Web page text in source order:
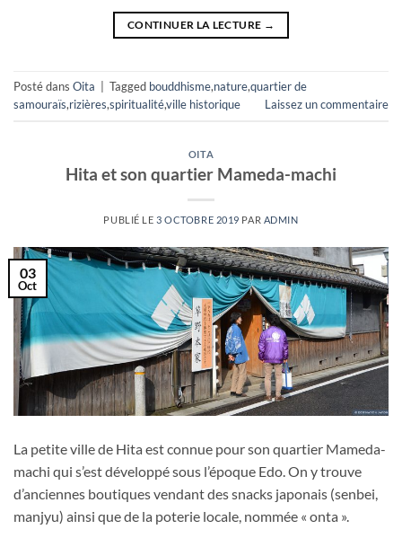
CONTINUER LA LECTURE →
Posté dans Oita Tagged bouddhisme,nature,quartier de
samouraïs,rizières,spiritualité,ville historique Laissez un commentaire
OITA
Hita et son quartier Mameda-machi
PUBLIÉ LE3 OCTOBRE 2019 PAR ADMIN
03
Oct
La petite ville de Hita est connue pour son quartier Mameda-
machi qui s’est développé sous l’époque Edo. On y trouve
d’anciennes boutiques vendant des snacks japonais (senbei,
manjyu) ainsi que de la poterie locale, nommée « onta ».